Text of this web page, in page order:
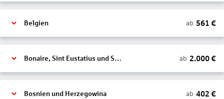
Belgien ab 561 €
Bonaire, Sint Eustatius und Saba ab 2.000€
Bosnien und Herzegowina ab 402 €